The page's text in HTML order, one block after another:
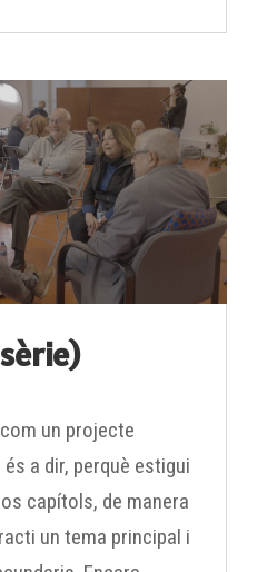
un projecte
a dir, perquè estigui
capítols, de manera
un tema principal i